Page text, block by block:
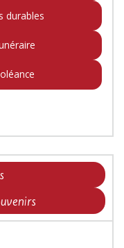
durables